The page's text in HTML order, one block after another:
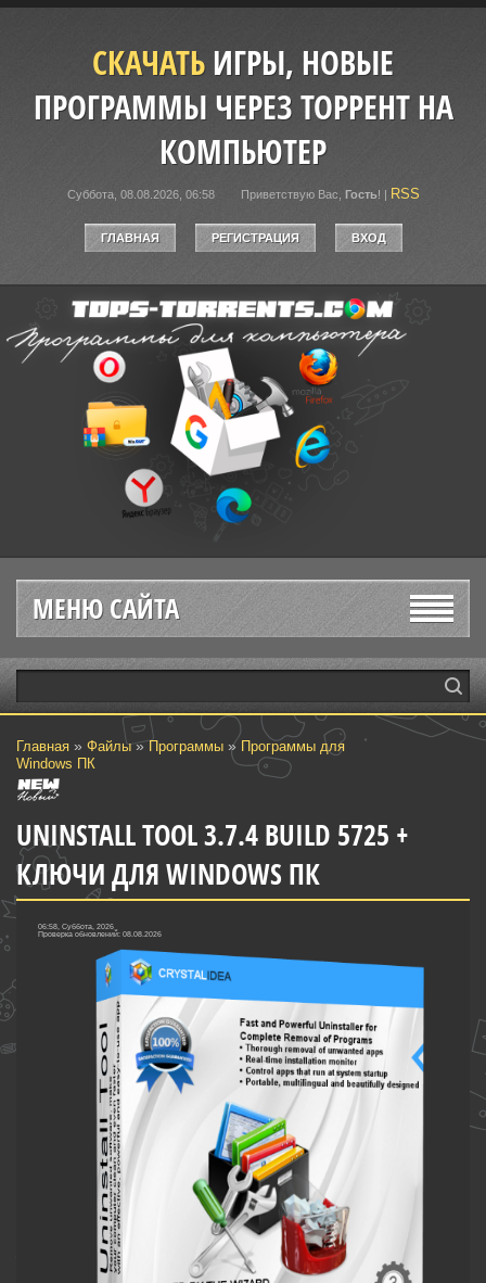
СКАЧАТЬИГРЫ, НОВЫЕ
ПРОГРАММЫ ЧЕРЕЗ ТОРРЕНТ НА
КОМПЬЮТЕР
Суббота, 08.08.2026, 06:58 Приветствую Вас Гость! | RSS
ГЛАВНАЯ РЕГИСТРАЦИЯ ВХОД
МЕНЮ САЙТА
Главная » Файлы»Программы » Программы для
Windows ПК
UNINSTALL TOOL 3.7.4 BUILD 5725 +
КЛЮЧИ ДЛЯ WINDOWS ПК
06:58, Суббота, 2026
Проверка обновлений: 08.08.2026